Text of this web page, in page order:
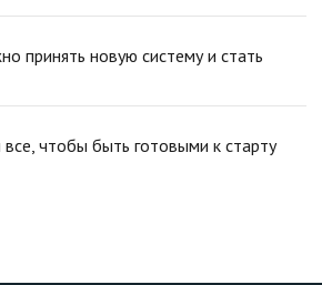
принять новую систему и стать
чтобы быть готовыми к старту